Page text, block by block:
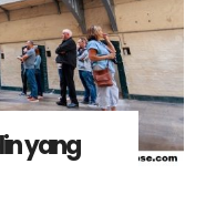
yang